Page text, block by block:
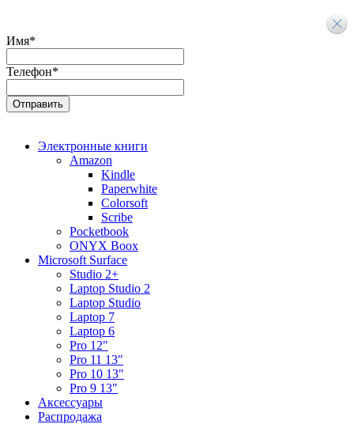
Имя*
Телефон*
Электронные книги
Amazon
Kindle
Paperwhite
Colorsoft
Scribe
Pocketbook
ONYX Boox
Microsoft Surface
Studio 2+
Laptop Studio 2
Laptop Studio
Laptop 7
Laptop 6
Pro 12"
Pro 11 13"
Pro 10 13"
Pro 9 13"
Аксессуары
Распродажа